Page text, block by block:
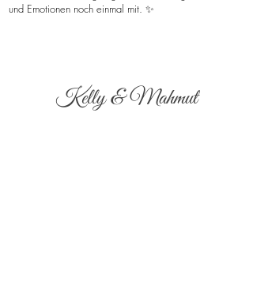
und Emotionen noch einmal mit. ✨
Kelly & Mahmut